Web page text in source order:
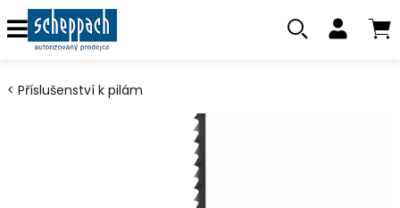
Příslušenství k pilám